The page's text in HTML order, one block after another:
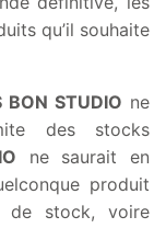
qu’il souhaite
BON STUDIO ne
des stocks
ne saurait en
produit
de stock, voire